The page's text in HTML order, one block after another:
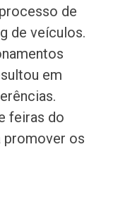
de
de veículos.
em
feiras do
os